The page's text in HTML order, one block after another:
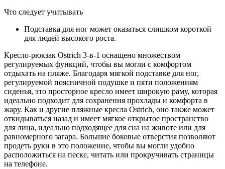
Что следует учитывать
Подставка для ног может оказаться слишком короткой
для людей высокого роста.
Кресло-рюкзак Ostrich 3-в-1 оснащено множеством
регулируемых функций, чтобы вы могли с комфортом
отдыхать на пляже. Благодаря мягкой подставке для ног,
регулируемой поясничной подушке и пяти положениям
сиденья, это просторное кресло имеет широкую раму, которая
идеально подходит для сохранения прохлады и комфорта в
жару. Как и другие пляжные кресла Ostrich, оно также может
откидываться назад и имеет мягкое открытое пространство
для лица, идеально подходящее для сна на животе или для
равномерного загара. Большие боковые отверстия позволяют
продеть руки в это положение, чтобы вы могли удобно
расположиться на песке, читать или прокручивать страницы
на телефоне.